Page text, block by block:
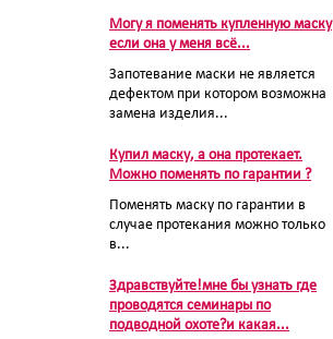
Могу я поменять купленную маску
если она у меня всё...
Запотевание маски не является
дефектом при котором возможна
замена изделия...
Купил маску, а она протекает.
Можно поменять по гарантии ?
Поменять маску по гарантии в
случае протекания можно только
в...
Здравствуйте!мне бы узнать где
проводятся семинары по
подводной охоте?и какая...